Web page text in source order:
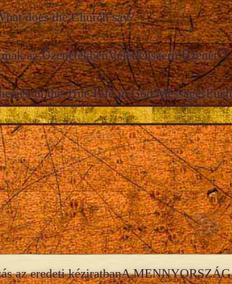
does the Church say?
az ÜzenetekbenVéletlenszerű Üzenet
in the True Life in God Messages
az eredeti kéziratbanA